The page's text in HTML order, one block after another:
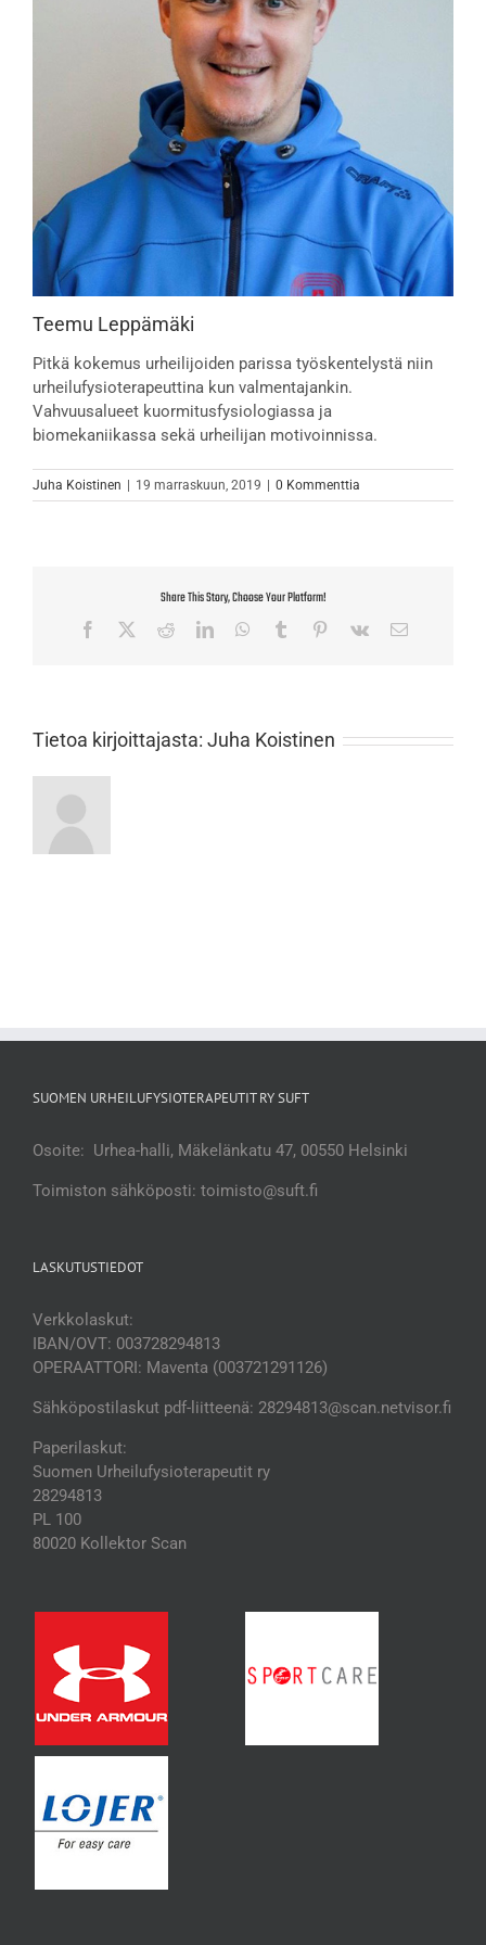
Teemu Leppämäki
Pitkä kokemus urheilijoiden parissa työskentelystä niin
urheilufysioterapeuttina kun valmentajankin.
Vahvuusalueet kuormitusfysiologiassa ja
biomekaniikassa sekä urheilijan motivoinnissa.
Juha Koistinen | 19 marraskuun, 2019 | 0 Kommenttia
Share This Story, Choose Your Platform!
Facebook RedditLinkedInWhatsApp
Tumblr Pinterest
Vk Sähköposti
Tietoa kirjoittajasta: Juha Koistinen
SUOMEN URHEILUFYSIOTERAPEUTIT RY SUFT
Osoite: Urhea-halli, Mäkelänkatu 47, 00550 Helsinki
Toimiston sähköposti: toimisto@suft.fi
LASKUTUSTIEDOT
Verkkolaskut:
IBAN/OVT: 003728294813
OPERAATTORI: Maventa (003721291126)
Sähköpostilaskut pdf-liitteenä: 28294813@scan.netvisor.fi
Paperilaskut:
Suomen Urheilufysioterapeutit ry
28294813
PL 100
80020 Kollektor Scan